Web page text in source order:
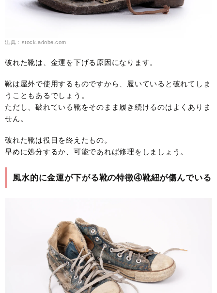
出典：stock.adobe.com
破れた靴は、金運を下げる原因になります。
靴は屋外で使用するものですから、履いていると破れてしま
うこともあるでしょう。
ただし、破れている靴をそのまま履き続けるのはよくありま
せん。
破れた靴は役目を終えたもの。
早めに処分するか、可能であれば修理をしましょう。
風水的に金運が下がる靴の特徴④靴紐が傷んでいる